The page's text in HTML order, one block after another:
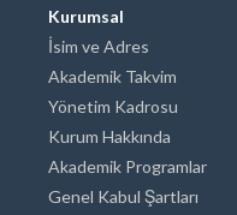
Kurumsal
İsim ve Adres
Akademik Takvim
Yönetim Kadrosu
Kurum Hakkında
Akademik Programlar
Genel Kabul Şartları